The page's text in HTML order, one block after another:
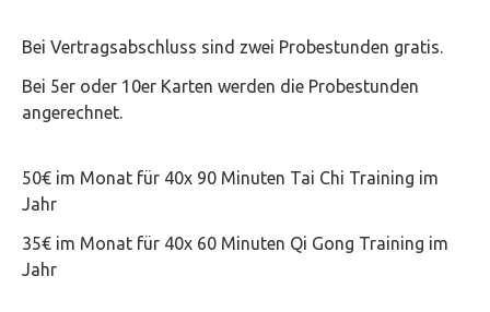
Bei Vertragsabschluss sind zwei Probestunden gratis.
Bei 5er oder 10er Karten werden die Probestunden
angerechnet.
50€ im Monat für 40x 90 Minuten Tai Chi Training im
Jahr
35€ im Monat für 40x 60 Minuten Qi Gong Training im
Jahr